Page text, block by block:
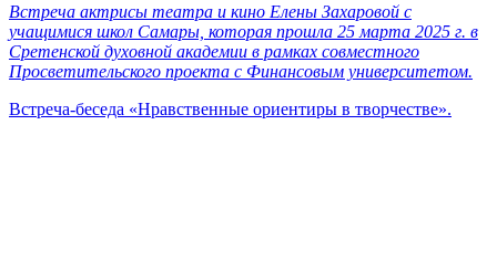
Встреча актрисы театра и кино Елены Захаровой с
учащимися школ Самары, которая прошла 25 марта 2025 г. в
Сретенской духовной академии в рамках совместного
Просветительского проекта с Финансовым университетом.
Встреча-беседа «Нравственные ориентиры в творчестве».